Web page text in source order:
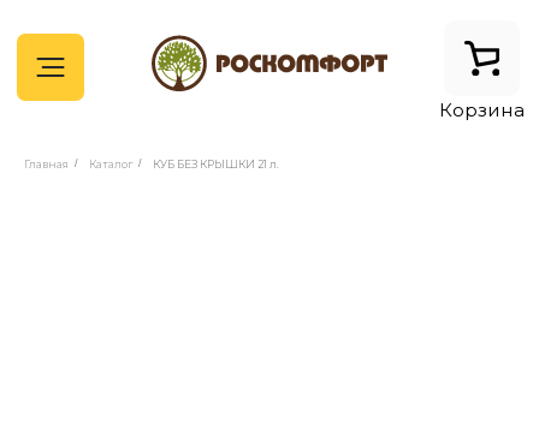
Корзина
Главная / Каталог / КУБ БЕЗ КРЫШКИ 21 л.